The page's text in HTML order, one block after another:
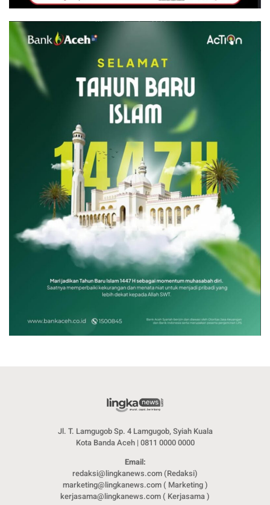
Jl. T. Lamgugob Sp. 4 Lamgugob, Syiah Kuala
Kota Banda Aceh | 0811 0000 0000
Email:
redaksi@lingkanews.com (Redaksi)
marketing@lingkanews.com ( Marketing )
kerjasama@lingkanews.com ( Kerjasama )